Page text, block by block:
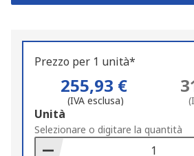
Prezzo per 1 unità*
255,93 €
(IVA esclusa)
Add
to
Basket
Unità
Selezionare o digitare la quantità